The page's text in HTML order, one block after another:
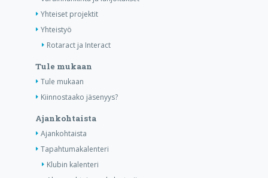
Yhteiset projektit
Yhteistyö
Rotaract ja Interact
Tule mukaan
Tule mukaan
Kiinnostaako jäsenyys?
Ajankohtaista
Ajankohtaista
Tapahtumakalenteri
Klubin kalenteri